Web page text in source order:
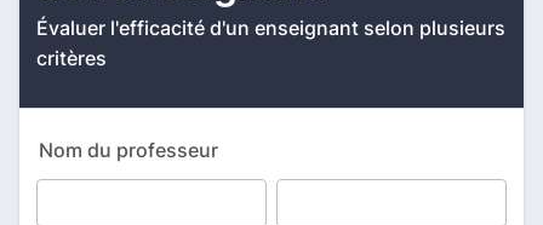
Évaluer l'efficacité d'un enseignant selon plusieurs
critères
Nom du professeur